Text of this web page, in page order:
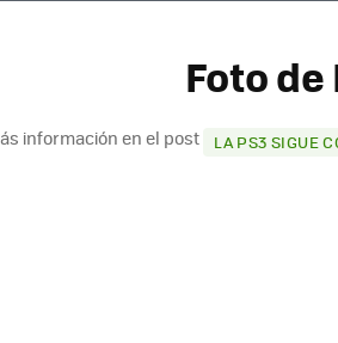
Foto de
información en el post LA PS3 SIGUE